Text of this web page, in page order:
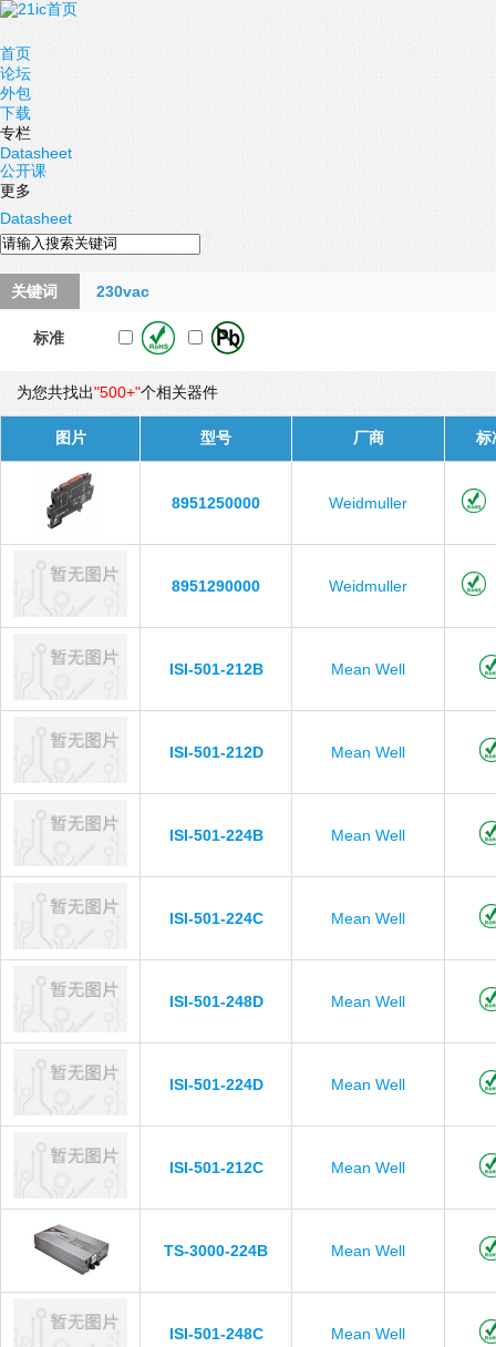
首页
论坛
外包
下载
专栏
Datasheet
公开课
更多
Datasheet
关键词 230vac
标准
为您共找出"500+"个相关器件
图片 型号 厂商 标
8951250000 Weidmuller
8951290000 Weidmuller
ISI-501-212B Mean Well
ISI-501-212D Mean Well
ISI-501-224B Mean Well
ISI-501-224C Mean Well
ISI-501-248D Mean Well
ISI-501-224D Mean Well
ISI-501-212C Mean Well
TS-3000-224B Mean Well
ISI-501-248C Mean Well